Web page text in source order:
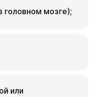
головном мозге);
или